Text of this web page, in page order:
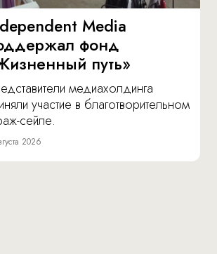
Media
фонд
путь»
медиахолдинга
участие в благотворительном
сейле.
2026